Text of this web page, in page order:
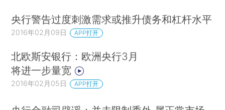
央行警告过度刺激需求或推升债务和杠杆水平
2016年02月09日 APP打开
北欧斯安银行：欧洲央行3月
将进一步量宽
2016年02月05日 APP打开